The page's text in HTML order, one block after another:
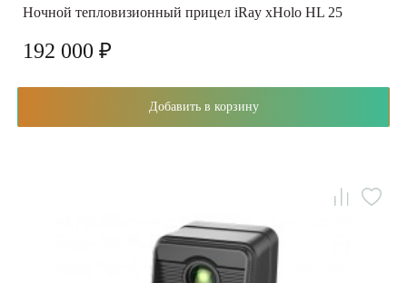
Ночной тепловизионный прицел iRay xHolo HL 25
192 000 ₽
Добавить в корзину